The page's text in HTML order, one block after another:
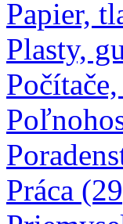
Papier,
Plasty,
Práca